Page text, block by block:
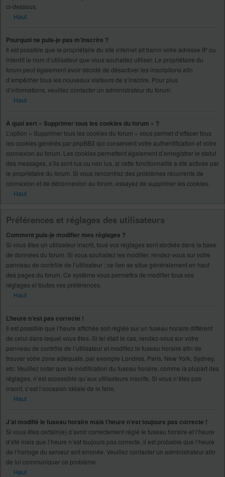
ci-dessous.
Haut
Pourquoi ne puis-je pas m’inscrire ?
Il est possible que le propriétaire du site internet ait banni votre adresse IP ou
interdit le nom d’utilisateur que vous souhaitez utiliser. Le propriétaire du
forum peut également avoir décidé de désactiver les inscriptions afin
d’empêcher tous les nouveaux visiteurs de s’inscrire. Pour plus
d’informations, veuillez contacter un administrateur du forum.
Haut
À quoi sert « Supprimer tous les cookies du forum » ?
L’option « Supprimer tous les cookies du forum » vous permet d’effacer tous
les cookies générés par phpBB3 qui conservent votre authentification et votre
connexion au forum. Les cookies permettent également d’enregistrer le statut
des messages, s’ils sont lus ou non lus, si cette fonctionnalité a été activée par
le propriétaire du forum. Si vous rencontrez des problèmes récurrents de
connexion et de déconnexion au forum, essayez de supprimer les cookies.
Haut
Préférences et réglages des utilisateurs
Comment puis-je modifier mes réglages ?
Si vous êtes un utilisateur inscrit, tous vos réglages sont stockés dans la base
de données du forum. Si vous souhaitez les modifier, rendez-vous sur votre
panneau de contrôle de l’utilisateur ; ce lien se situe généralement en haut
des pages du forum. Ce système vous permettra de modifier tous vos
réglages et toutes vos préférences.
Haut
L’heure n’est pas correcte !
Il est possible que l’heure affichée soit réglée sur un fuseau horaire différent
de celui dans lequel vous êtes. Si tel était le cas, rendez-vous sur votre
panneau de contrôle de l’utilisateur et modifiez le fuseau horaire afin de
trouver votre zone adéquate, par exemple Londres, Paris, New York, Sydney,
etc. Veuillez noter que la modification du fuseau horaire, comme la plupart des
réglages, n’est accessible qu’aux utilisateurs inscrits. Si vous n’êtes pas
inscrit, c’est l’occasion idéale de le faire.
Haut
J’ai modifié le fuseau horaire mais l’heure n’est toujours pas correcte !
Si vous êtes certain(e) d’avoir correctement réglé le fuseau horaire et l’heure
d’été mais que l’heure n’est toujours pas correcte, il est probable que l’heure
de l’horloge du serveur soit erronée. Veuillez contacter un administrateur afin
de lui communiquer ce problème.
Haut